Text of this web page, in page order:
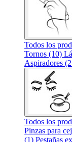
Todos los
Tornos (10)
Aspiradores
Todos los
Pinzas para
(1) Pestañas